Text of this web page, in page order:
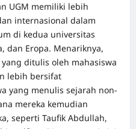
UGM memiliki lebih
internasional dalam
di kedua universitas
dan Eropa. Menariknya,
ditulis oleh mahasiswa
lebih bersifat
yang menulis sejarah non-
mereka kemudian
seperti Taufik Abdullah,